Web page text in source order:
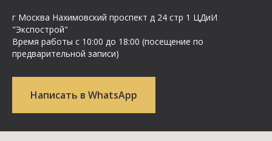
г Москва Нахимовский проспект д 24 стр 1 ЦДиИ
"Экспострой"
Время работы с 10:00 до 18:00 (посещение по
предварительной записи)
Написать в WhatsApp